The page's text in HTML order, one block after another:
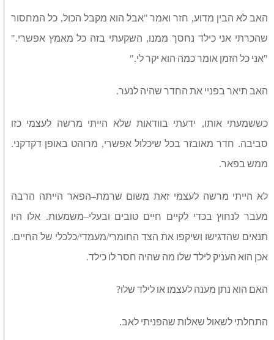
האב לא הבין מדוע, חזר ואמר "אבל הוא מקבל הכול,כל המחסור
שהכרתי אני כילד נחסך ממנו, השקעתי בזה כל מאמץ אפשרי."
"אני כל הזמן אומר כמה הוא יקר לי."
האב תיאר בפניי את החדר שהיה לנער.
כששמעתי אותו, ידעתי בוודאות שלא הייתי מרשה לעצמי כזו
סביבה. חדר מאובזר בכל שיכלול אפשרי, מרוהט באופן דקדקני.
ממש בפאר.
לא הייתי מרשה לעצמי זאת משום שרמת–הפאר הייתה הרבה
מעבר לנחוץ בכדי לקיים חיים טובים ובעלי–משמעות.אלו היו
תנאים שהדגישו ושיקפו את הצד החומרי/מעמדי/כלכלי של החיים.
אכן הוא העניק לילד שלו מה שהיה חסר לו כילד.
האם הוא נתן מענה לעצמו או לילד שלו?
התחלתי לשאול שאלות שהפניתי לאב.